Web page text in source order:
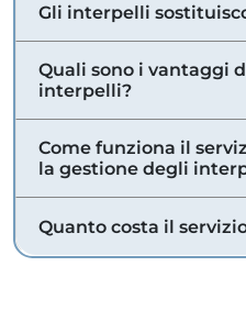
Gli interpelli
Quali sono i vantaggi
interpelli?
Come funziona il
la gestione degli
Quanto costa il